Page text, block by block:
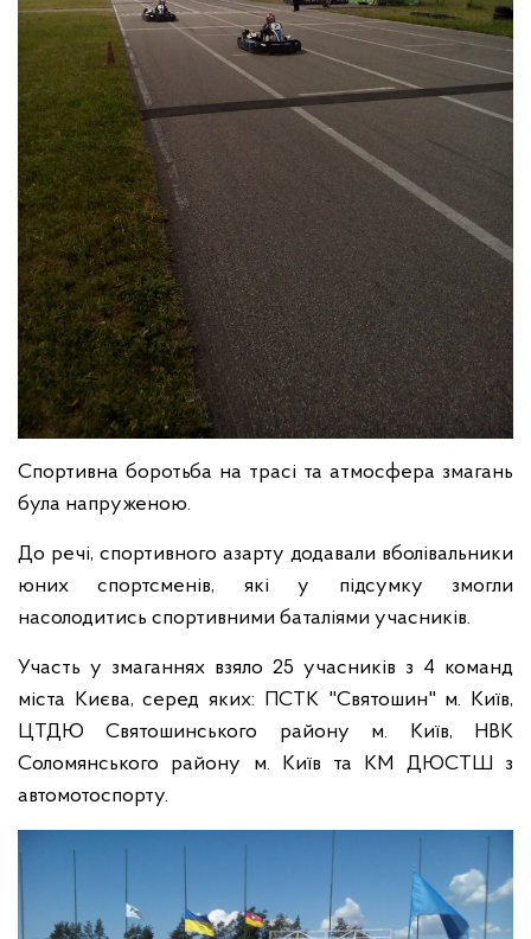
Спортивна боротьба на трасі та атмосфера змагань
була напруженою.
До речі, спортивного азарту додавали вболівальники
юних спортсменів, які у підсумку змогли
насолодитись спортивними баталіями учасників.
Участь у змаганнях взяло 25 учасників з 4 команд
міста Києва, серед яких: ПСТК "Святошин" м. Київ,
ЦТДЮ Святошинського району м. Київ, НВК
Соломянського району м. Київ та КМ ДЮСТШ з
автомотоспорту.